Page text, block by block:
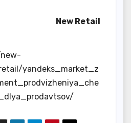
New Retail
yandeks_market_z